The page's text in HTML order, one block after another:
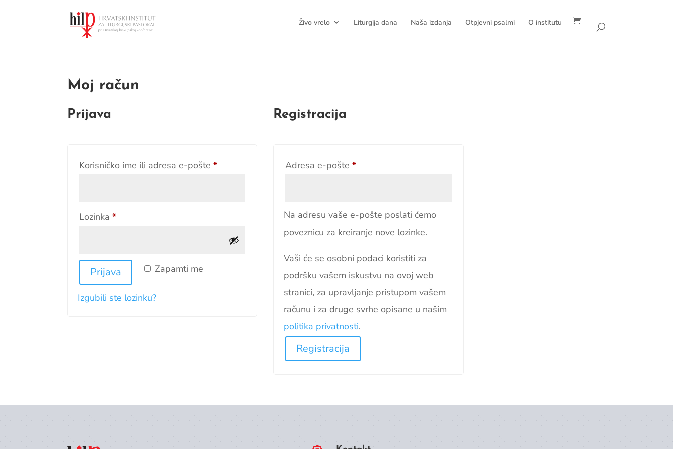
Živo vrelo Liturgija dana Naša izdanja Otpjevni psalmi O institutu
Moj račun
Prijava
Korisničko ime ili adresa e-pošte*Obvezno
Lozinka*Obvezno
Zapamti me
Prijava
Izgubili ste lozinku?
Registracija
Adresa e-pošte*Obvezno
Na adresu vaše e-pošte poslati ćemo
poveznicu za kreiranje nove lozinke.
Vaši će se osobni podaci koristiti za
podršku vašem iskustvu na ovoj web
stranici, za upravljanje pristupom vašem
računu i za druge svrhe opisane u našim
politika privatnosti.
Registracija